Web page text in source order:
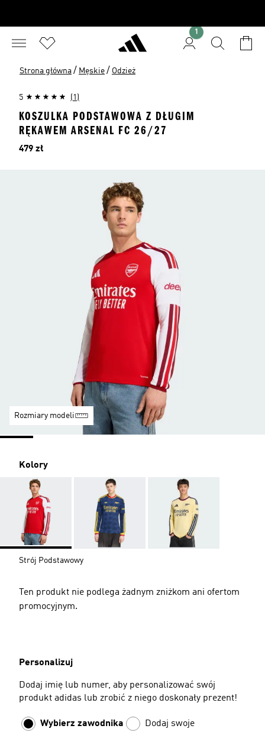
1
Strona główna / Męskie / Odzież
5 (1)
KOSZULKA PODSTAWOWA Z DŁUGIM
RĘKAWEM ARSENAL FC 26/27
Cena
479 zł
Rozmiary modeli
Kolory
Strój Podstawowy
Ten produkt nie podlega żadnym zniżkom ani ofertom
promocyjnym.
Personalizuj
Dodaj imię lub numer, aby personalizować swój
produkt adidas lub zrobić z niego doskonały prezent!
Wybierz zawodnika Dodaj swoje